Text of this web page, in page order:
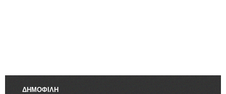
ΔΗΜΟΦΙΛΗ